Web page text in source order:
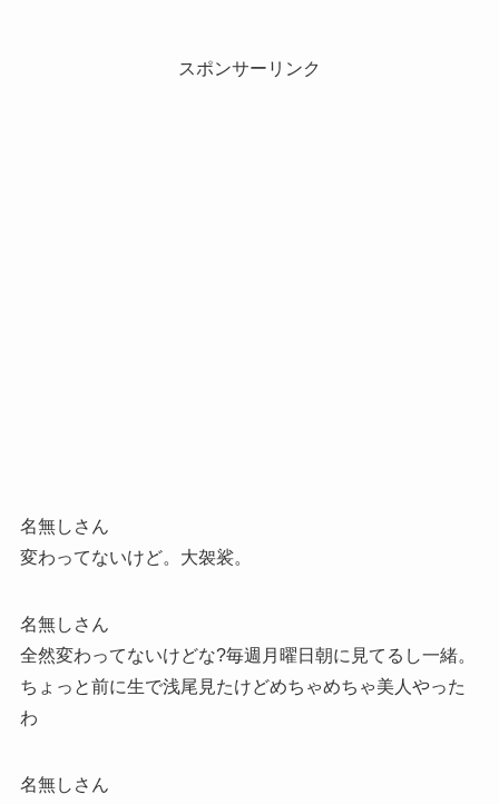
スポンサーリンク
名無しさん
変わってないけど。大袈裟。
名無しさん
全然変わってないけどな?毎週月曜日朝に見てるし一緒。
ちょっと前に生で浅尾見たけどめちゃめちゃ美人やった
わ
名無しさん